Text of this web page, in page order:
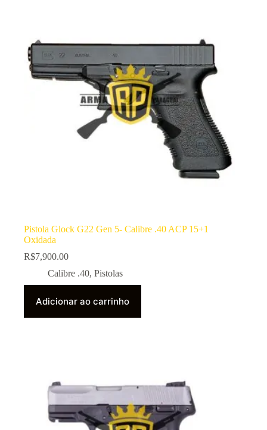
Pistola Glock G22 Gen 5- Calibre .40 ACP 15+1
Oxidada
R$7,900.00
Calibre .40, Pistolas
Adicionar ao carrinho